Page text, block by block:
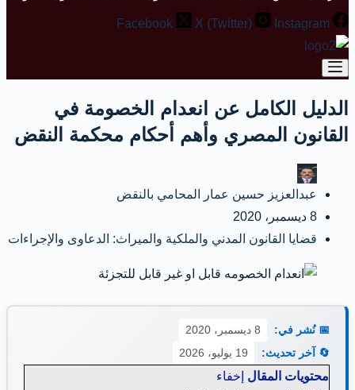
Facebook X (Twitter) Instagram
الدليل الكامل عن انعدام الخصومة في
القانون المصري وأهم أحكام محكمة النقض
عبدالعزيز حسين عمار المحامي بالنقض
8 ديسمبر، 2020
قضايا القانون المدني والملكية والميراث: الدعاوى والإجراءات
📅 نُشر في:
8 ديسمبر، 2020
🔄 آخر تحديث:
19 يوليو، 2026
محتويات المقال إخفاء